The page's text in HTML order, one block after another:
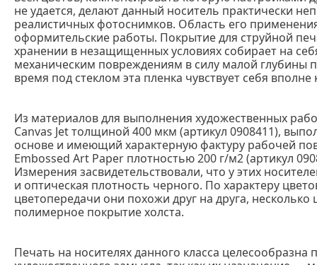
не удается, делают данный носитель практически
реалистичных фотоснимков. Область его
оформительские работы. Покрытие для струйной
хранении в незащищенных условиях собирает на
механическим повреждениям в силу малой глубины
время под стеклом эта пленка чувствует себя
Из материалов для выполнения художественных
Canvas Jet толщиной 400 мкм (артикул 0908411),
основе и имеющий характерную фактуру рабочей
Embossed Art Paper плотностью 200 г/м2 (артикул
Измерения засвидетельствовали, что у этих
и оптическая плотность черного. По характеру
цветопередачи они похожи друг на друга,
полимерное покрытие холста.
Печать на носителях данного класса целесообразна